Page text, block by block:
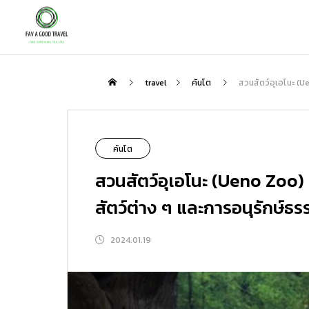
เพลิดเพลินกับชาสไตล์ญี่ปุ่นกับสถานที่ที่
ป็นมากกว่าแค่ร้านอาหาร | สัมผัสรสชา
ชาแท้ ความสงบ และมื้ออาหารสุดพิเศ
NEW
ตะลุย “โกเรียวคาคุ” ป้อมดาว 5 แฉกแห่ง
ฮาโกดาเตะ แนะนำจุดเด่น โรงแรมเด็ด แ
ละที่เที่ยวรอบทิศ
2026.08.06
แนะนำเส้นทางเที่ยวญี่ปุ่นกับ Peach : 3
ส้นทางที่ไม่ควรพลาด
2026.02.23
travel คันโต สวนสัตว์อุเอโนะ
คันโต
สวนสัตว์อุเอโนะ (Ueno
สัตว์ต่าง ๆ และการอนุรักษ์ธ
2024.01.19